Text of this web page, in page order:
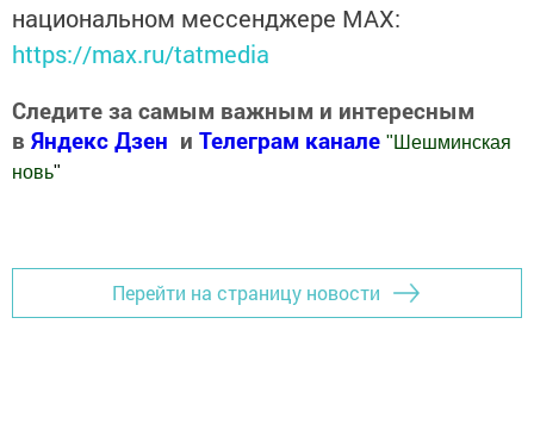
национальном мессенджере MАХ:
https://max.ru/tatmedia
Следите за самым важным и интересным
в Яндекс Дзен и Телеграм канале " Шешминская
новь"
Перейти на страницу новости